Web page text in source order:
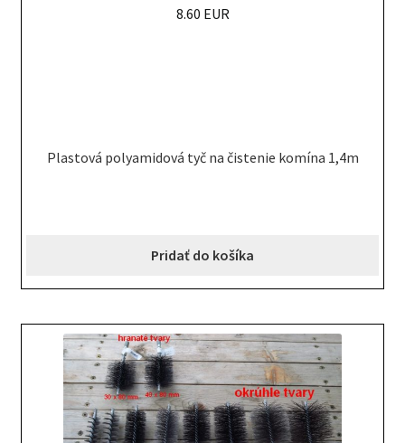
Plastová polyamidová tyč na čistenie komína 1,4m
8.60 EUR
Pridať do košíka